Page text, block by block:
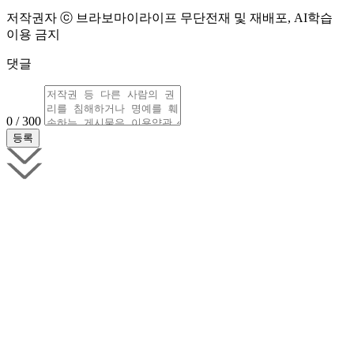
저작권자 ⓒ 브라보마이라이프 무단전재 및 재배포, AI학습
이용 금지
댓글
0 / 300